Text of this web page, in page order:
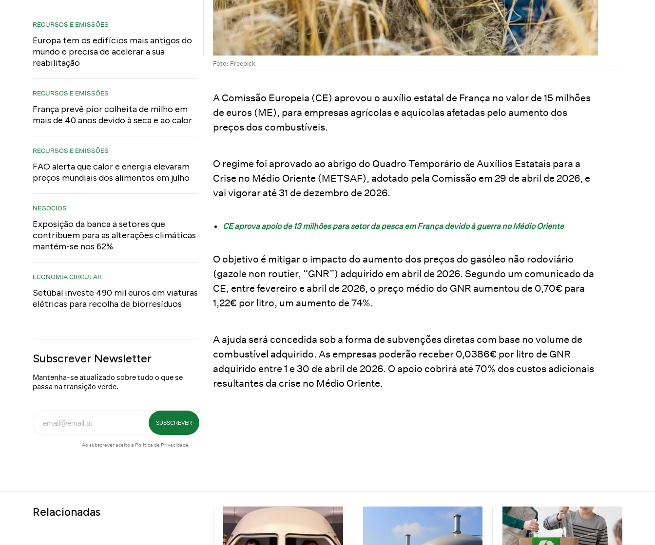
RECURSOS E EMISSÕES
Europa tem os edifícios mais antigos do
mundo e precisa de acelerar a sua
reabilitação
RECURSOS E EMISSÕES
França prevê pior colheita de milho em
mais de 40 anos devido à seca e ao calor
RECURSOS E EMISSÕES
FAO alerta que calor e energia elevaram
preços mundiais dos alimentos em julho
NEGÓCIOS
Exposição da banca a setores que
contribuem para as alterações climáticas
mantém-se nos 62%
ECONOMIA CIRCULAR
Setúbal investe 490 mil euros em viaturas
elétricas para recolha de biorresíduos
Subscrever Newsletter
Mantenha-se atualizado sobre tudo o que se
passa na transição verde.
Ao subscrever aceito a Política de Privacidade
Foto: Freepick
A Comissão Europeia (CE) aprovou o auxílio estatal de França no valor de 15 milhões
de euros (ME), para empresas agrícolas e aquícolas afetadas pelo aumento dos
preços dos combustíveis.
O regime foi aprovado ao abrigo do Quadro Temporário de Auxílios Estatais para a
Crise no Médio Oriente (METSAF), adotado pela Comissão em 29 de abril de 2026, e
vai vigorar até 31 de dezembro de 2026.
CE aprova apoio de 13 milhões para setor da pesca em França devido à guerra no Médio Oriente
O objetivo é mitigar o impacto do aumento dos preços do gasóleo não rodoviário
(gazole non routier, “GNR”) adquirido em abril de 2026. Segundo um comunicado da
CE, entre fevereiro e abril de 2026, o preço médio do GNR aumentou de 0,70€ para
1,22€ por litro, um aumento de 74%.
A ajuda será concedida sob a forma de subvenções diretas com base no volume de
combustível adquirido. As empresas poderão receber 0,0386€ por litro de GNR
adquirido entre 1 e 30 de abril de 2026. O apoio cobrirá até 70% dos custos adicionais
resultantes da crise no Médio Oriente.
Relacionadas